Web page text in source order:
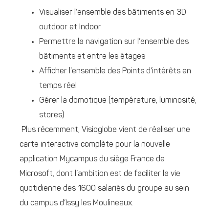
Visualiser l’ensemble des bâtiments en 3D
outdoor et Indoor
Permettre la navigation sur l’ensemble des
bâtiments et entre les étages
Afficher l’ensemble des Points d’intérêts en
temps réel
Gérer la domotique (température, luminosité,
stores)
Plus récemment, Visioglobe vient de réaliser une
carte interactive complète pour la nouvelle
application Mycampus du siège France de
Microsoft, dont l’ambition est de faciliter la vie
quotidienne des 1600 salariés du groupe au sein
du campus d’Issy les Moulineaux.